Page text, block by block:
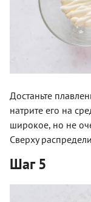
Достаньте
натрите его на
широкое, но не
Сверху
Шаг 5